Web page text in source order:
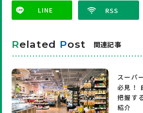
LINE
Related Post 関連記事
スーパ
必見！
把握す
紹介